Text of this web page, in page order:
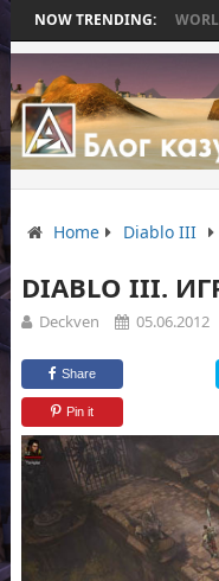
NOW TRENDING:
БИТВЫ WORLD WAR
Home Diablo III
DIABLO III.
Deckven 05.06.2012
Share
Pin it